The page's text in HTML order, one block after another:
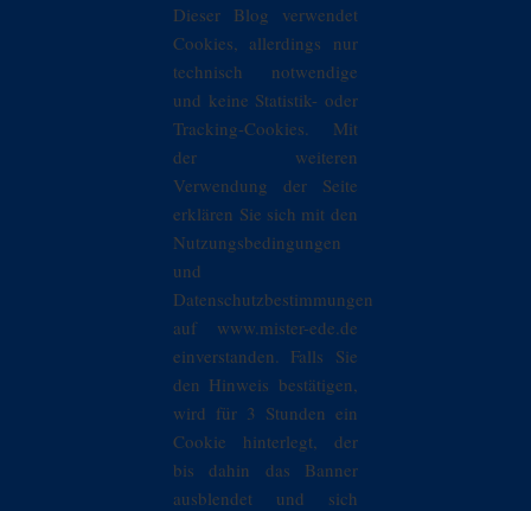
Dieser Blog verwendet
Cookies, allerdings nur
technisch notwendige
und keine Statistik- oder
Tracking-Cookies. Mit
der weiteren
Verwendung der Seite
erklären Sie sich mit den
Nutzungsbedingungen
und
Datenschutzbestimmungen
auf www.mister-ede.de
einverstanden. Falls Sie
den Hinweis bestätigen,
wird für 3 Stunden ein
Cookie hinterlegt, der
bis dahin das Banner
ausblendet und sich